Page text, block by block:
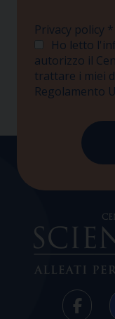
Privacy policy *
Ho letto
autorizzo il
trattare i miei
Regolamento